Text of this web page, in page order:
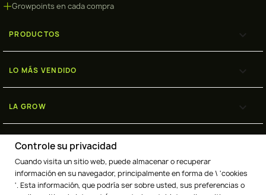
Growpoints en cada compra
PRODUCTOS 
LO MÁS VENDIDO 
LA GROW 
ENVÍOS
Controle su privacidad
Cuando visita un sitio web, puede almacenar o recuperar
información en su navegador, principalmente en forma de \ 'cookies
'. Esta información, que podría ser sobre usted, sus preferencias o